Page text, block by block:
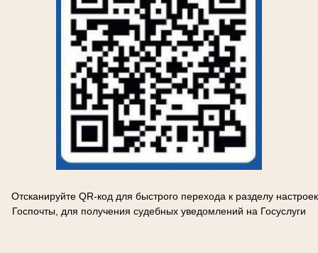
Отсканируйте QR-код для быстрого перехода к разделу настроек
Госпочты, для получения судебных уведомлений на Госуслуги